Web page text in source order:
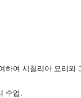
하여 시칠리아 요리
수업.